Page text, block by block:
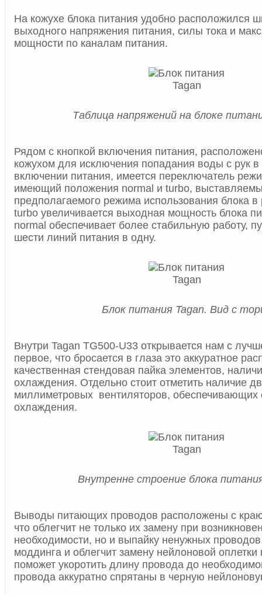
На кожухе блока питания удобно расположился
выходного напряжения питания, силы тока и
мощности по каналам питания.
Таблица напряжений на блоке
Рядом с кнопкой включения питания,
кожухом для исключения попадания воды с рук в
включении питания, имеется переключатель
имеющий положения normal и turbo,
предполагаемого режима использования блока
turbo увеличивается выходная мощность блока
normal обеспечивает более стабильную работу,
шести линий питания в одну.
Блок питания Tagan. Вид с
Внутри Tagan TG500-U33 открывается нам с
первое, что бросается в глаза это аккуратное
качественная стендовая пайка элементов,
охлаждения. Отдельно стоит отметить наличие
миллиметровых вентиляторов, обеспечивающих
охлаждения.
Внутренне строение блока
Выводы питающих проводов расположены с
что облегчит не только их замену при
необходимости, но и выпайку ненужных
моддинга и облегчит замену нейлоновой оплетки
поможет укоротить длину провода до
провода аккуратно спрятаны в черную